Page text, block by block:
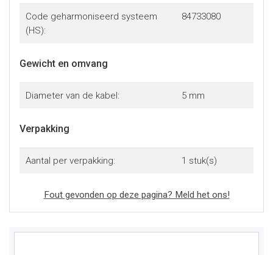
Code geharmoniseerd systeem
(HS):
84733080
Gewicht en omvang
Diameter van de kabel: 5 mm
Verpakking
Aantal per verpakking: 1 stuk(s)
Fout gevonden op deze pagina? Meld het ons!